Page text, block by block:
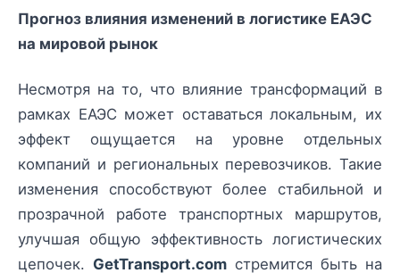
Прогноз влияния изменений в логистике ЕАЭС
на мировой рынок
Несмотря на то, что влияние трансформаций в
рамках ЕАЭС может оставаться локальным, их
эффект ощущается на уровне отдельных
компаний и региональных перевозчиков. Такие
изменения способствуют более стабильной и
прозрачной работе транспортных маршрутов,
улучшая общую эффективность логистических
цепочек. GetTransport.com стремится быть на